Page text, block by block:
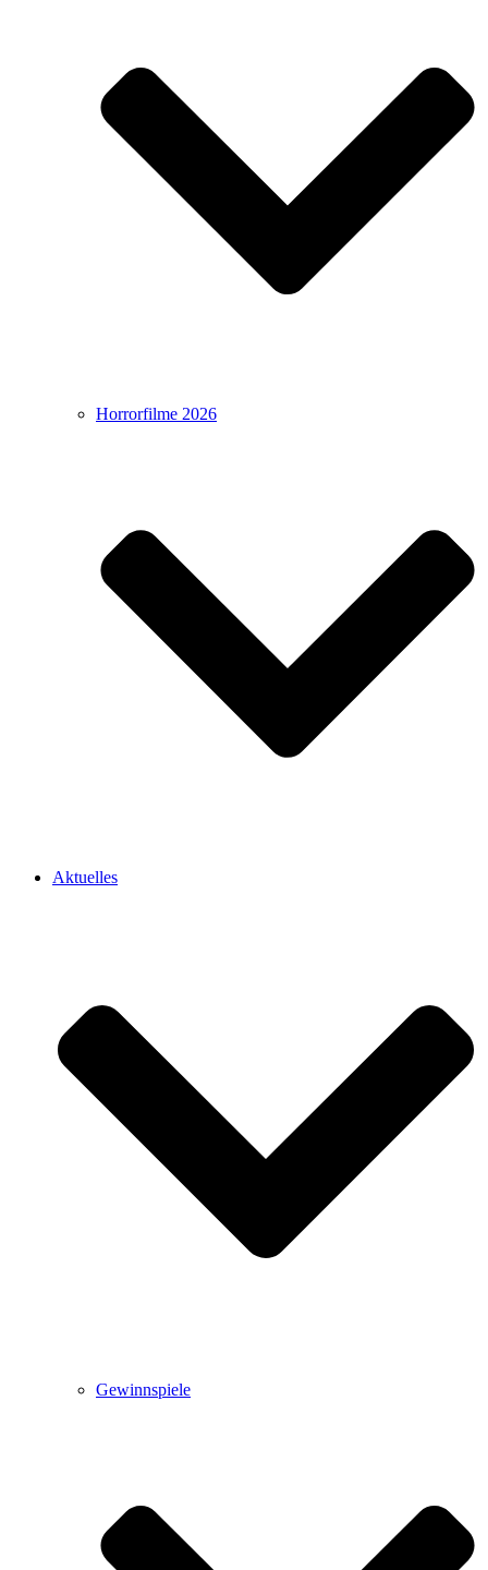
Horrorfilme 2026
Aktuelles
Gewinnspiele